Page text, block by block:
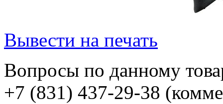
Вывести на печать
Вопросы по данному
+7 (831) 437-29-38